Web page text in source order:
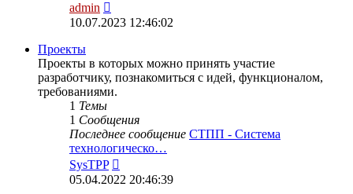
admin
к
10.07.2023 12:46:02
Проекты
Проекты в которых можно принять участие
разработчику, познакомиться с идей, функционалом,
требованиями.
1 Темы
1 Сообщения
Последнее сообщение СТПП - Система
технологическо…
SysTPP
к
05.04.2022 20:46:39